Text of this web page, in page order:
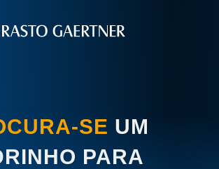
SE UM
PARA